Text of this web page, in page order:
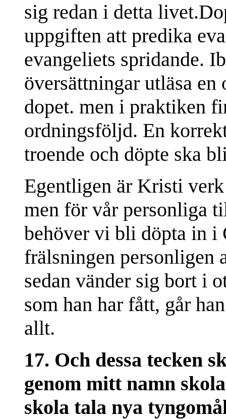
sig redan i detta
uppgiften att predika
evangeliets spridande.
översättningar utläsa
dopet. men i praktiken
ordningsföljd. En
troende och döpte ska
Egentligen är Kristi
men för vår personliga
behöver vi bli döpta in i
frälsningen personligen
sedan vänder sig bort i
som han har fått, går
allt.
17. Och dessa tecken
genom mitt namn
skola tala nya